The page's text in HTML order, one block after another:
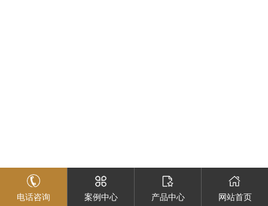
电话咨询 案例中心 产品中心 网站首页